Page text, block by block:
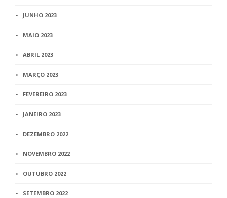
JUNHO 2023
MAIO 2023
ABRIL 2023
MARÇO 2023
FEVEREIRO 2023
JANEIRO 2023
DEZEMBRO 2022
NOVEMBRO 2022
OUTUBRO 2022
SETEMBRO 2022